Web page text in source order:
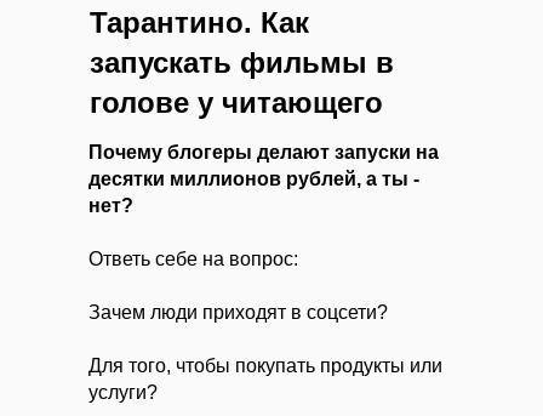
Почему блогеры делают запуски на
десятки миллионов рублей, а ты -
нет?
Ответь себе на вопрос:
Зачем люди приходят в соцсети?
Для того, чтобы покупать продукты или
услуги?
Тарантино. Как
запускать фильмы в
голове у читающего